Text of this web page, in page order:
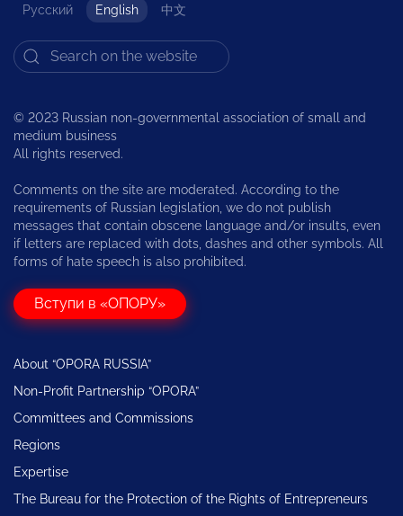
Русский English 中文
© 2023 Russian non-governmental association of small and
medium business
All rights reserved.
Comments on the site are moderated. According to the
requirements of Russian legislation, we do not publish
messages that contain obscene language and/or insults, even
if letters are replaced with dots, dashes and other symbols. All
forms of hate speech is also prohibited.
Вступи в «ОПОРУ»
About “OPORA RUSSIA”
Non-Profit Partnership “OPORA”
Committees and Commissions
Regions
Expertise
The Bureau for the Protection of the Rights of Entrepreneurs